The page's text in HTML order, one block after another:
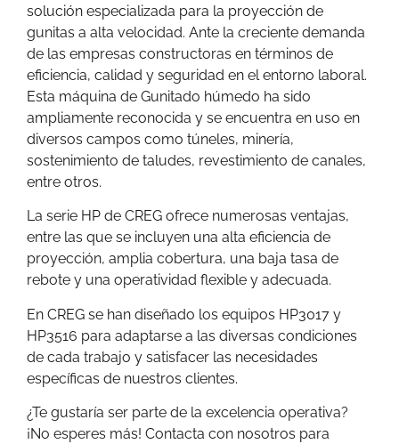
solución especializada para la proyección de
gunitas a alta velocidad. Ante la creciente demanda
de las empresas constructoras en términos de
eficiencia, calidad y seguridad en el entorno laboral.
Esta máquina de Gunitado húmedo ha sido
ampliamente reconocida y se encuentra en uso en
diversos campos como túneles, minería,
sostenimiento de taludes, revestimiento de canales,
entre otros.
La serie HP de CREG ofrece numerosas ventajas,
entre las que se incluyen una alta eficiencia de
proyección, amplia cobertura, una baja tasa de
rebote y una operatividad flexible y adecuada.
En CREG se han diseñado los equipos HP3017 y
HP3516 para adaptarse a las diversas condiciones
de cada trabajo y satisfacer las necesidades
específicas de nuestros clientes.
¿Te gustaría ser parte de la excelencia operativa?
¡No esperes más! Contacta con nosotros para